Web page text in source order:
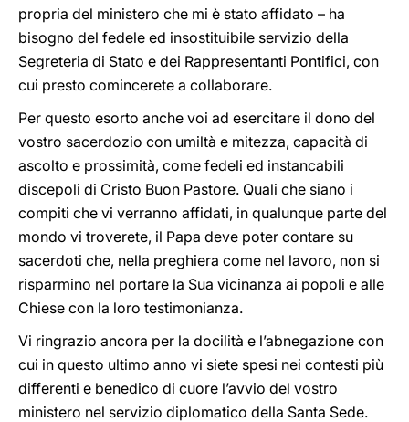
propria del ministero che mi è stato affidato – ha
bisogno del fedele ed insostituibile servizio della
Segreteria di Stato e dei Rappresentanti Pontifici, con
cui presto comincerete a collaborare.
Per questo esorto anche voi ad esercitare il dono del
vostro sacerdozio con umiltà e mitezza, capacità di
ascolto e prossimità, come fedeli ed instancabili
discepoli di Cristo Buon Pastore. Quali che siano i
compiti che vi verranno affidati, in qualunque parte del
mondo vi troverete, il Papa deve poter contare su
sacerdoti che, nella preghiera come nel lavoro, non si
risparmino nel portare la Sua vicinanza ai popoli e alle
Chiese con la loro testimonianza.
Vi ringrazio ancora per la docilità e l’abnegazione con
cui in questo ultimo anno vi siete spesi nei contesti più
differenti e benedico di cuore l’avvio del vostro
ministero nel servizio diplomatico della Santa Sede.